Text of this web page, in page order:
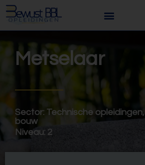
Metselaar
Sector: Technische opleidingen,
bouw
Niveau: 2